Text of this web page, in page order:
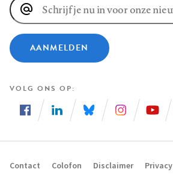
E-
mailadres
AANMELDEN
VOLG ONS OP
ons
op
ons
op
ons
ons
op
ons
op
Contact Colofon Disclaimer Privacy